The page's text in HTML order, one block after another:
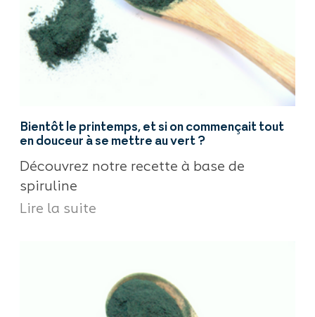
Bientôt le printemps, et si on commençait tout
en douceur à se mettre au vert ?
Découvrez notre recette à base de
spiruline
Lire la suite